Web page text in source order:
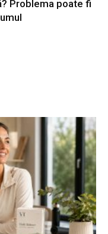
Problema poate fi